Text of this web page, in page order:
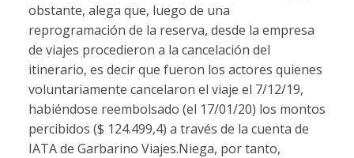
obstante, alega que, luego de una
reprogramación de la reserva, desde la empresa
de viajes procedieron a la cancelación del
itinerario, es decir que fueron los actores quienes
voluntariamente cancelaron el viaje el 7/12/19,
habiéndose reembolsado (el 17/01/20) los montos
percibidos ($ 124.499,4) a través de la cuenta de
IATA de Garbarino Viajes.Niega, por tanto,